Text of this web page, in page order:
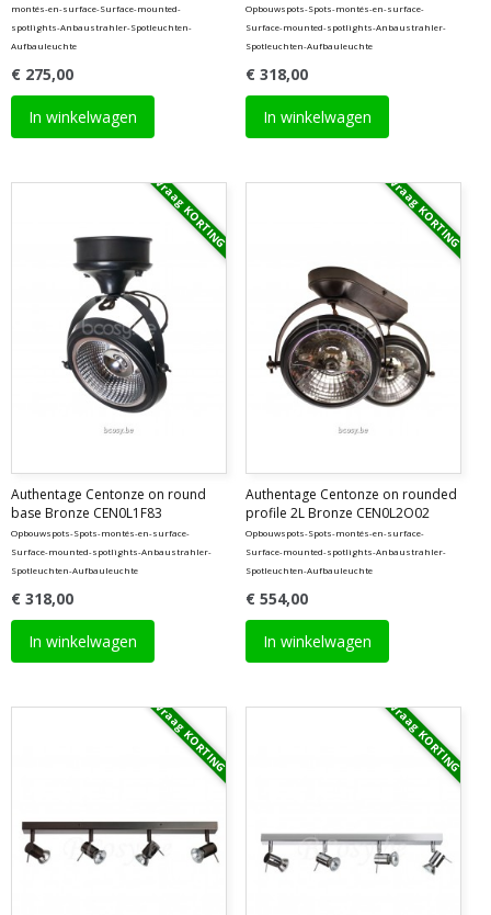
montés-en-surface-Surface-mounted-
spotlights-Anbaustrahler-Spotleuchten-
Aufbauleuchte
€ 275,00
In winkelwagen
Opbouwspots-Spots-montés-en-surface-
Surface-mounted-spotlights-Anbaustrahler-
Spotleuchten-Aufbauleuchte
€ 318,00
In winkelwagen
Vraag KORTING
Authentage Centonze on round
base Bronze CEN0L1F83
Opbouwspots-Spots-montés-en-surface-
Surface-mounted-spotlights-Anbaustrahler-
Spotleuchten-Aufbauleuchte
€ 318,00
In winkelwagen
Vraag KORTING
Authentage Centonze on rounded
profile 2L Bronze CEN0L2O02
Opbouwspots-Spots-montés-en-surface-
Surface-mounted-spotlights-Anbaustrahler-
Spotleuchten-Aufbauleuchte
€ 554,00
In winkelwagen
Vraag KORTING Vraag KORTING